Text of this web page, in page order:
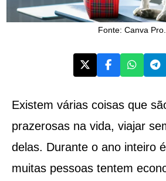
Fonte: Canva Pro.
Existem várias coisas que
prazerosas na vida, viajar
delas. Durante o ano inteiro
muitas pessoas tentem